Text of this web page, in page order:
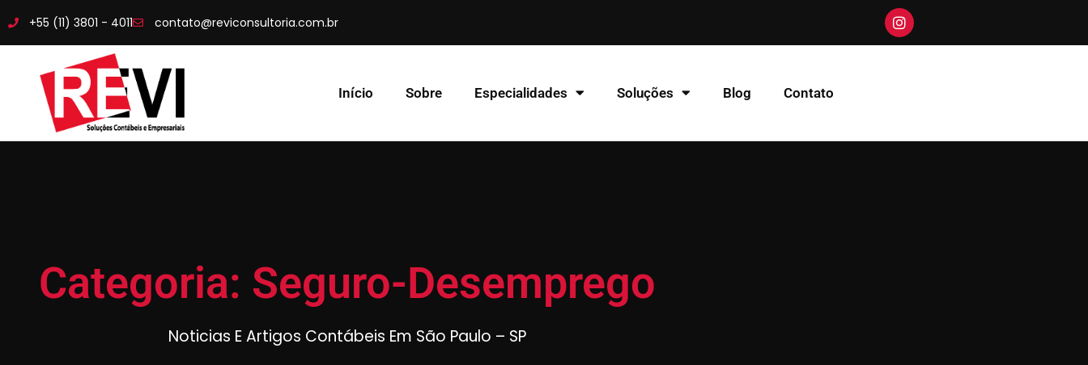
+55 (11) 3801 - 4011 contato@reviconsultoria.com.br
Início Sobre Especialidades Soluções Blog Contato
Categoria: Seguro-Desemprego
Noticias E Artigos Contábeis Em São Paulo – SP